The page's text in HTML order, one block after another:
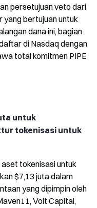
persetujuan veto dari
yang bertujuan untuk
dana ini, bagian
di Nasdaq dengan
total komitmen PIPE
untuk
tokenisasi untuk
tokenisasi untuk
$7,13 juta dalam
yang dipimpin oleh
Volt Capital,